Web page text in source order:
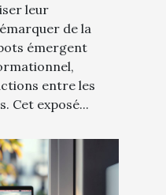
leur
de la
émergent
entre les
Cet exposé...